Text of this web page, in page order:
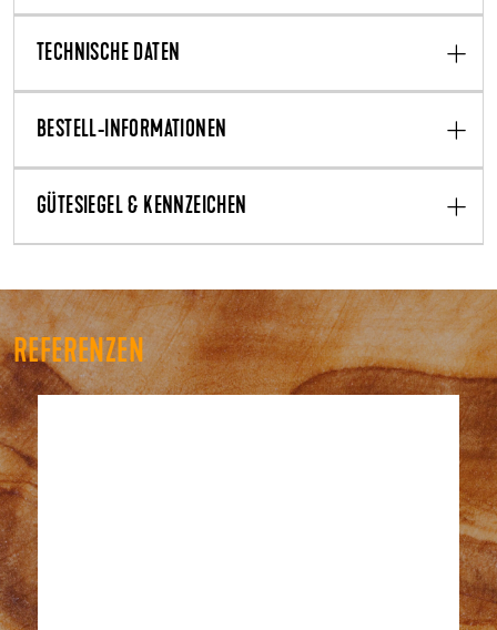
TECHNISCHE DATEN
BESTELL-INFORMATIONEN
GÜTESIEGEL & KENNZEICHEN
REFERENZEN